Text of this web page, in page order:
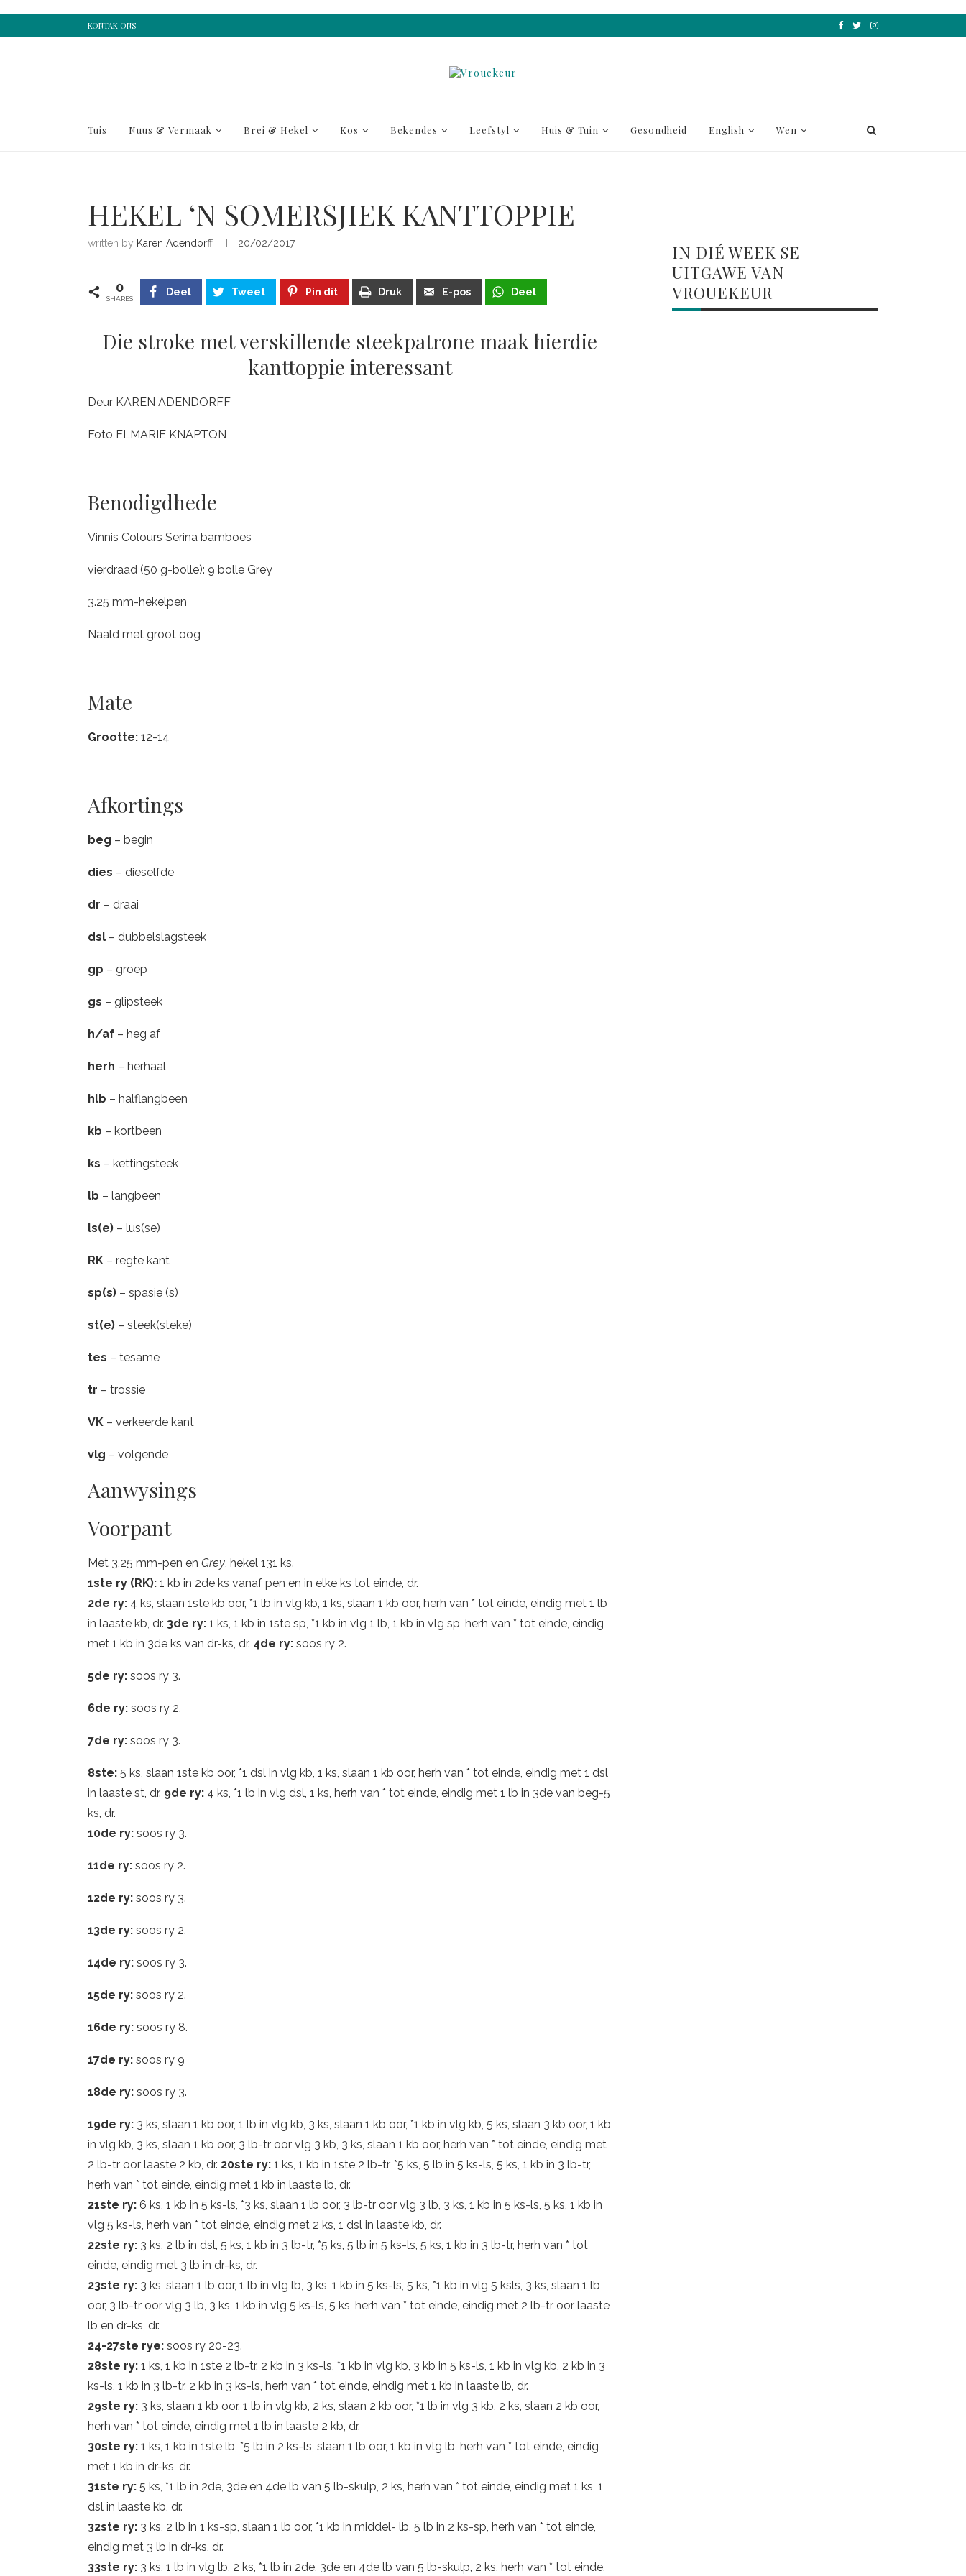
KONTAK ONS
Tuis Nuus & Vermaak Brei & Hekel Kos Bekendes Leefstyl Huis & Tuin Gesondheid English Wen
HEKEL ‘N SOMERSJIEK KANTTOPPIE
written by Karen Adendorff 20/02/2017
0
SHARES
Deel Tweet Pin dit Druk E-pos Deel
Die stroke met verskillende steekpatrone maak hierdie
kanttoppie interessant
Deur KAREN ADENDORFF
Foto ELMARIE KNAPTON
Benodigdhede
Vinnis Colours Serina bamboes
vierdraad (50 g-bolle): 9 bolle Grey
3.25 mm-hekelpen
Naald met groot oog
Mate
Grootte: 12-14
Afkortings
beg – begin
dies – dieselfde
dr – draai
dsl – dubbelslagsteek
gp – groep
gs – glipsteek
h/af – heg af
herh – herhaal
hlb – halflangbeen
kb – kortbeen
ks – kettingsteek
lb – langbeen
ls(e) – lus(se)
RK – regte kant
sp(s) – spasie (s)
st(e) – steek(steke)
tes – tesame
tr – trossie
VK – verkeerde kant
vlg – volgende
Aanwysings
Voorpant
Met 3,25 mm-pen en Grey, hekel 131 ks.
1ste ry (RK): 1 kb in 2de ks vanaf pen en in elke ks tot einde, dr.
2de ry: 4 ks, slaan 1ste kb oor, *1 lb in vlg kb, 1 ks, slaan 1 kb oor, herh van * tot einde, eindig met 1 lb
in laaste kb, dr. 3de ry: 1 ks, 1 kb in 1ste sp, *1 kb in vlg 1 lb, 1 kb in vlg sp, herh van * tot einde, eindig
met 1 kb in 3de ks van dr-ks, dr. 4de ry: soos ry 2.
5de ry: soos ry 3.
6de ry: soos ry 2.
7de ry: soos ry 3.
8ste: 5 ks, slaan 1ste kb oor, *1 dsl in vlg kb, 1 ks, slaan 1 kb oor, herh van * tot einde, eindig met 1 dsl
in laaste st, dr. 9de ry: 4 ks, *1 lb in vlg dsl, 1 ks, herh van * tot einde, eindig met 1 lb in 3de van beg-5
ks, dr.
10de ry: soos ry 3.
11de ry: soos ry 2.
12de ry: soos ry 3.
13de ry: soos ry 2.
14de ry: soos ry 3.
15de ry: soos ry 2.
16de ry: soos ry 8.
17de ry: soos ry 9
18de ry: soos ry 3.
19de ry: 3 ks, slaan 1 kb oor, 1 lb in vlg kb, 3 ks, slaan 1 kb oor, *1 kb in vlg kb, 5 ks, slaan 3 kb oor, 1 kb
in vlg kb, 3 ks, slaan 1 kb oor, 3 lb-tr oor vlg 3 kb, 3 ks, slaan 1 kb oor, herh van * tot einde, eindig met
2 lb-tr oor laaste 2 kb, dr. 20ste ry: 1 ks, 1 kb in 1ste 2 lb-tr, *5 ks, 5 lb in 5 ks-ls, 5 ks, 1 kb in 3 lb-tr,
herh van * tot einde, eindig met 1 kb in laaste lb, dr.
21ste ry: 6 ks, 1 kb in 5 ks-ls, *3 ks, slaan 1 lb oor, 3 lb-tr oor vlg 3 lb, 3 ks, 1 kb in 5 ks-ls, 5 ks, 1 kb in
vlg 5 ks-ls, herh van * tot einde, eindig met 2 ks, 1 dsl in laaste kb, dr.
22ste ry: 3 ks, 2 lb in dsl, 5 ks, 1 kb in 3 lb-tr, *5 ks, 5 lb in 5 ks-ls, 5 ks, 1 kb in 3 lb-tr, herh van * tot
einde, eindig met 3 lb in dr-ks, dr.
23ste ry: 3 ks, slaan 1 lb oor, 1 lb in vlg lb, 3 ks, 1 kb in 5 ks-ls, 5 ks, *1 kb in vlg 5 ksls, 3 ks, slaan 1 lb
oor, 3 lb-tr oor vlg 3 lb, 3 ks, 1 kb in vlg 5 ks-ls, 5 ks, herh van * tot einde, eindig met 2 lb-tr oor laaste
lb en dr-ks, dr.
24-27ste rye: soos ry 20-23.
28ste ry: 1 ks, 1 kb in 1ste 2 lb-tr, 2 kb in 3 ks-ls, *1 kb in vlg kb, 3 kb in 5 ks-ls, 1 kb in vlg kb, 2 kb in 3
ks-ls, 1 kb in 3 lb-tr, 2 kb in 3 ks-ls, herh van * tot einde, eindig met 1 kb in laaste lb, dr.
29ste ry: 3 ks, slaan 1 kb oor, 1 lb in vlg kb, 2 ks, slaan 2 kb oor, *1 lb in vlg 3 kb, 2 ks, slaan 2 kb oor,
herh van * tot einde, eindig met 1 lb in laaste 2 kb, dr.
30ste ry: 1 ks, 1 kb in 1ste lb, *5 lb in 2 ks-ls, slaan 1 lb oor, 1 kb in vlg lb, herh van * tot einde, eindig
met 1 kb in dr-ks, dr.
31ste ry: 5 ks, *1 lb in 2de, 3de en 4de lb van 5 lb-skulp, 2 ks, herh van * tot einde, eindig met 1 ks, 1
dsl in laaste kb, dr.
32ste ry: 3 ks, 2 lb in 1 ks-sp, slaan 1 lb oor, *1 kb in middel- lb, 5 lb in 2 ks-sp, herh van * tot einde,
eindig met 3 lb in dr-ks, dr.
33ste ry: 3 ks, 1 lb in vlg lb, 2 ks, *1 lb in 2de, 3de en 4de lb van 5 lb-skulp, 2 ks, herh van * tot einde,
IN DIÉ WEEK SE
UITGAWE VAN
VROUEKEUR